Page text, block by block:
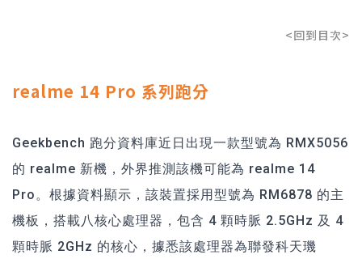
<回到目次>
realme 14 Pro 系列跑分
Geekbench 跑分資料庫近日出現一款型號為 RMX5056
的 realme 新機，外界推測該機可能為 realme 14
Pro。根據資料顯示，該裝置採用型號為 RM6878 的主
機板，搭載八核心處理器，包含 4 顆時脈 2.5GHz 及 4
顆時脈 2GHz 的核心，據悉該處理器為聯發科天璣